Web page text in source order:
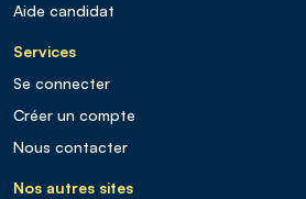
Aide candidat
Services
Se connecter
Créer un compte
Nous contacter
Nos autres sites